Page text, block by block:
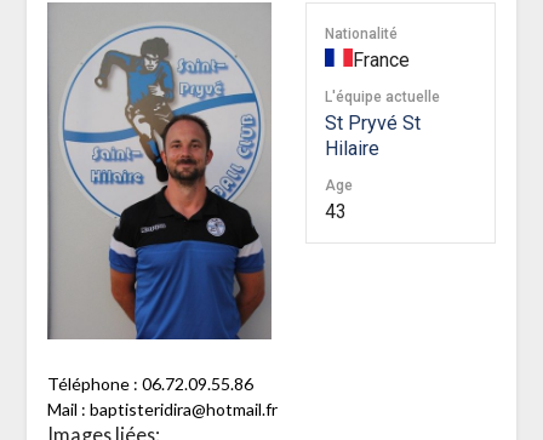
Nationalité
France
L'équipe actuelle
St Pryvé St
Hilaire
Age
43
Téléphone : 06.72.09.55.86
Mail : baptisteridira@hotmail.fr
Images liées: